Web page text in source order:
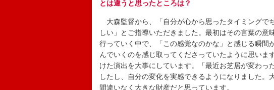
とは違うと思ったところは？
大森監督から、「自分が心から思ったタイミングで
しい」とご指導いただきました。最初はその言葉の
行っていく中で、「この感覚なのかな」と感じる瞬間
んでいくのを感じ取ってくださっていたように思いま
けた演出を大事にしています。「最近お芝居が変わっ
したし、自分の変化を実感できるようになりました
間違いなく大きな財産だと思っています。